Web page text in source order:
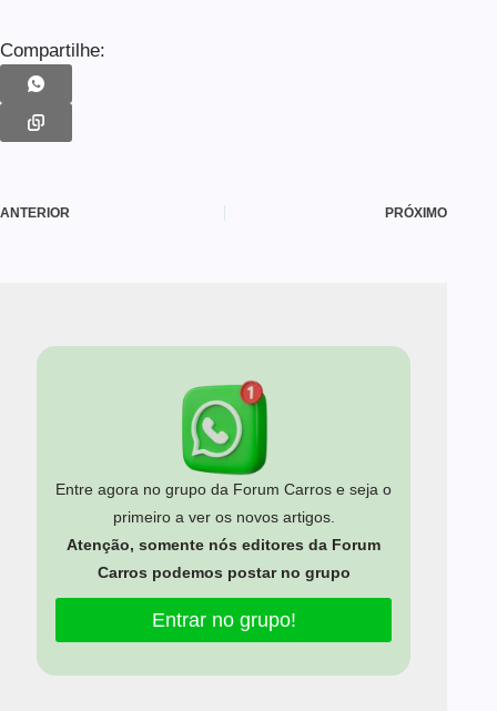
Compartilhe:
ANTERIOR PRÓXIMO
Entre agora no grupo da Forum Carros e seja o
primeiro a ver os novos artigos.
Atenção, somente nós editores da Forum
Carros podemos postar no grupo
Entrar no grupo!